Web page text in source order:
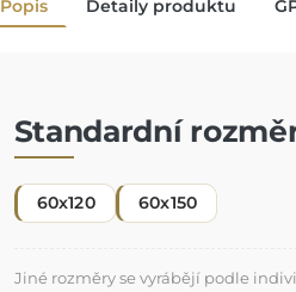
Popis Detaily produktu
Standardní
60x120 60x150
Jiné rozměry se vyrábějí podle